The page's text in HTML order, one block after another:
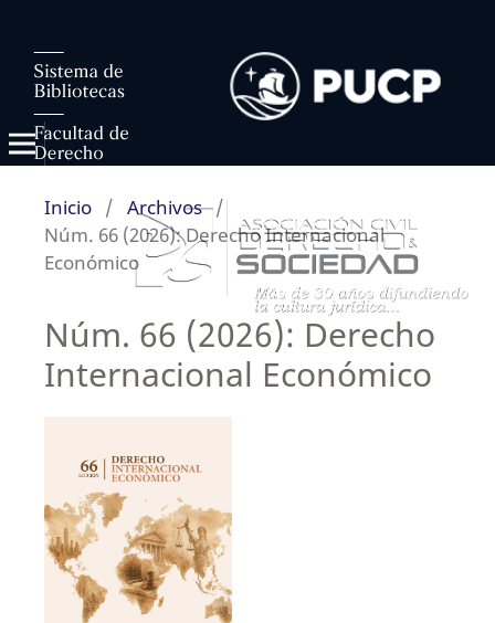
Inicio / Archivos /
Núm. 66 (2026): Derecho Internacional
Económico
Núm. 66 (2026): Derecho
Internacional Económico